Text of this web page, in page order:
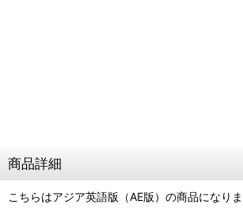
商品詳細
こちらはアジア英語版（AE版）の商品になり